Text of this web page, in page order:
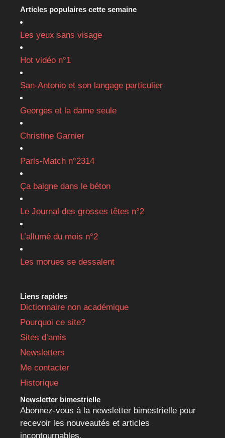
Articles populaires cette semaine
Les yeux sans visage
Hot vidéo n°1
San-Antonio et son langage particulier
Georges et la dame seule
Christine Garnier
Paris-Match n°2314
Ça baigne dans le béton
Le Journal des grosses têtes n°2
L’allumé du mois n°2
Les morues se dessalent
Liens rapides
Dictionnaire non académique
Pourquoi ce site?
Sites d’amis
Newsletters
Me contacter
Historique
Newsletter bimestrielle
Abonnez-vous à la newsletter bimestrielle pour
recevoir les nouveautés et articles
incontournables.